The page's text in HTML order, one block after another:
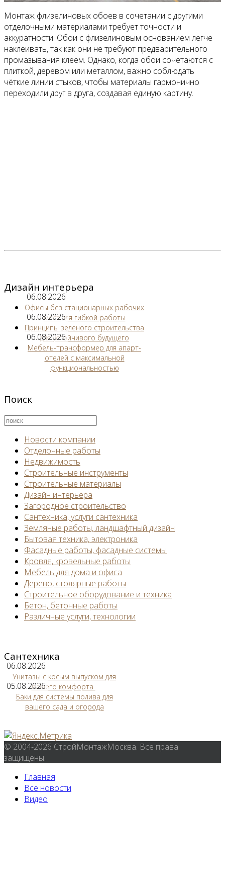
Монтаж флизелиновых обоев в сочетании с другими
отделочными материалами требует точности и
аккуратности. Обои с флизелиновым основанием легче
наклеивать, так как они не требуют предварительного
промазывания клеем. Однако, когда обои сочетаются с
плиткой, деревом или металлом, важно соблюдать
чёткие линии стыков, чтобы материалы гармонично
переходили друг в друга, создавая единую картину.
Дизайн интерьера
06.08.2026
Офисы без стационарных рабочих
мест для гибкой работы
06.08.2026
Принципы зеленого строительства
для устойчивого будущего
06.08.2026
Мебель-трансформер для апарт-
отелей с максимальной
функциональностью
Поиск
Новости компании
Отделочные работы
Недвижимость
Строительные инструменты
Строительные материалы
Дизайн интерьера
Загородное строительство
Сантехника, услуги сантехника
Земляные работы, ландшафтный дизайн
Бытовая техника, электроника
Фасадные работы, фасадные системы
Кровля, кровельные работы
Мебель для дома и офиса
Дерево, столярные работы
Строительное оборудование и техника
Бетон, бетонные работы
Различные услуги, технологии
Сантехника
06.08.2026
Унитазы с косым выпуском для
вашего комфорта
05.08.2026
Баки для системы полива для
вашего сада и огорода
© 2004-2026 СтройМонтажМосква. Все права
защищены.
Главная
Все новости
Видео